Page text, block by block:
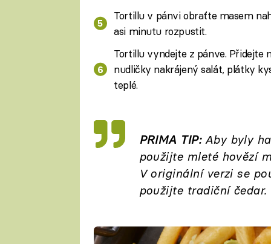
Tortillu v pánvi obraťte masem
asi minutu rozpustit.
Tortillu vyndejte z pánve. Přidejte
nudličky nakrájený salát, plátky
teplé.
PRIMA TIP:Aby byly
použijte mleté hovězí
V originální verzi se
použijte tradiční čedar.